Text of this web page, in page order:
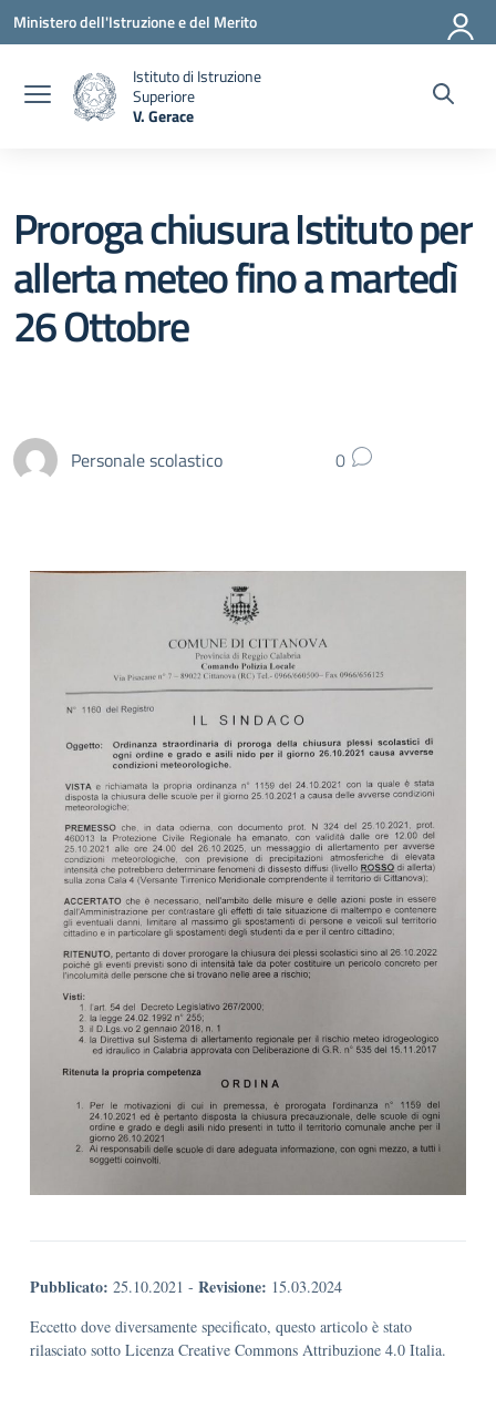
Vai ai contenuti
Vai al menu di navigazione
Vai al footer
Ministero dell'Istruzione e del Merito
Istituto di Istruzione
Superiore
V. Gerace
Proroga chiusura Istituto per
allerta meteo fino a martedì
26 Ottobre
Personale scolastico 0
Pubblicato: 25.10.2021 - Revisione: 15.03.2024
Eccetto dove diversamente specificato, questo articolo è stato
rilasciato sotto Licenza Creative Commons Attribuzione 4.0 Italia.